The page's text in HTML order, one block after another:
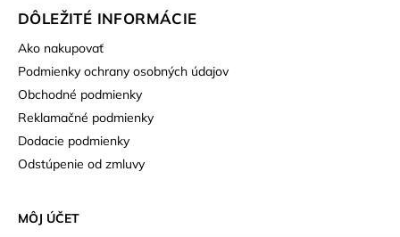
DÔLEŽITÉ INFORMÁCIE
Ako nakupovať
Podmienky ochrany osobných údajov
Obchodné podmienky
Reklamačné podmienky
Dodacie podmienky
Odstúpenie od zmluvy
MÔJ ÚČET